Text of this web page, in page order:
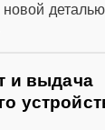
и выдача